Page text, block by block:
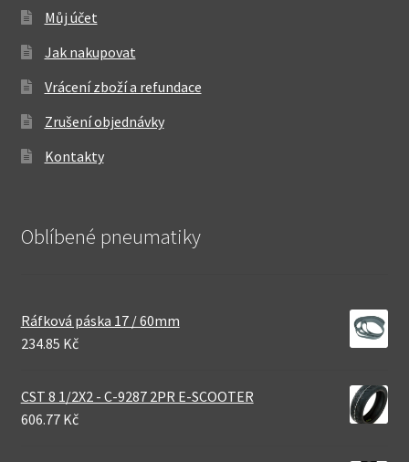
Můj účet
Jak nakupovat
Vrácení zboží a refundace
Zrušení objednávky
Kontakty
Oblíbené pneumatiky
Ráfková páska 17 / 60mm
234.85 Kč
CST 8 1/2X2 - C-9287 2PR E-SCOOTER
606.77 Kč